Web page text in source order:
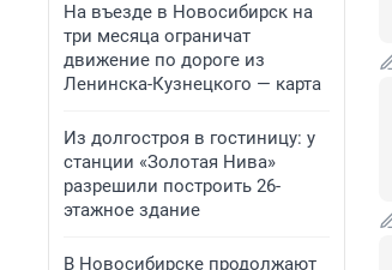
На въезде в Новосибирск на
три месяца ограничат
движение по дороге из
Ленинска-Кузнецкого — карта
Из долгостроя в гостиницу: у
станции «Золотая Нива»
разрешили построить 26-
этажное здание
В Новосибирске продолжают